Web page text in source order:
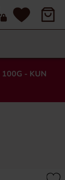
100G - KUN